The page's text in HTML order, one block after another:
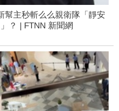
幫主秒斬么么親衛隊「靜安
？ | FTNN 新聞網